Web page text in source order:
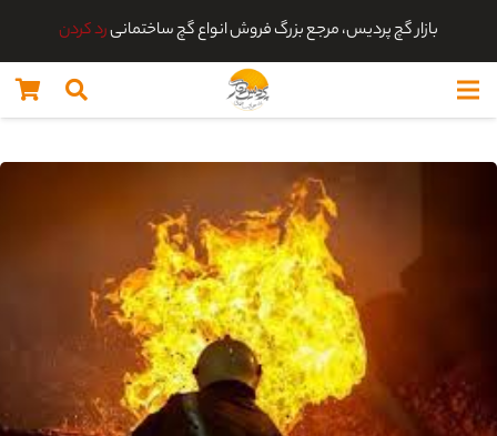
بازار گچ پردیس، مرجع بزرگ فروش انواع گچ ساختمانیرد کردن